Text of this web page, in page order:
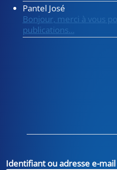
Pantel José
Bonjour, merci à vous
publications...
Identifiant ou adresse e-mail